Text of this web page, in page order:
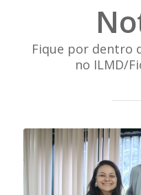
Fique por dentro
no ILMD/